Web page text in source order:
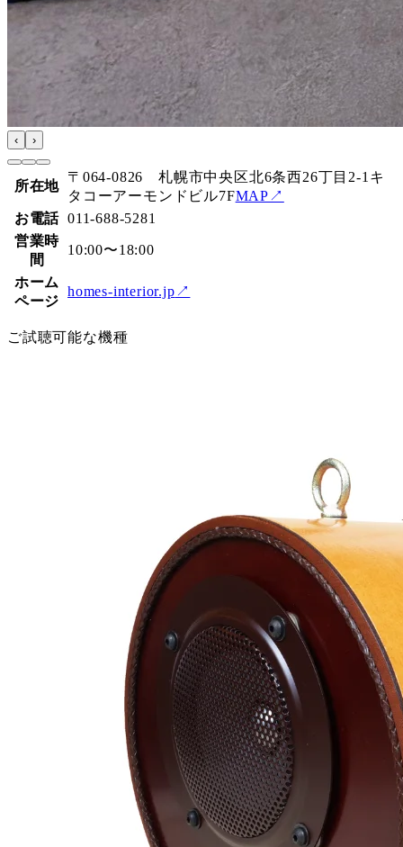
‹ ›
所在地
〒064-0826 札幌市中央区北6条西26丁目2-1キ
タコーアーモンドビル7FMAP↗
お電話 011-688-5281
営業時
間
10:00〜18:00
ホーム
ページ
homes-interior.jp ↗
ご試聴可能な機種